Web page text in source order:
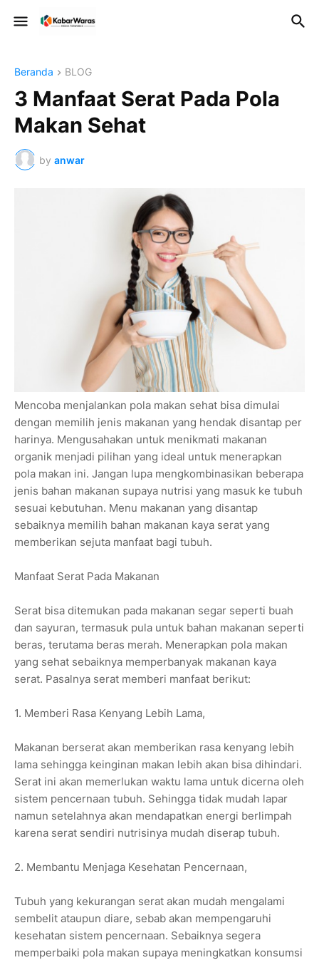
Beranda BLOG
3 Manfaat Serat Pada Pola
Makan Sehat
by anwar
Mencoba menjalankan pola makan sehat bisa dimulai
dengan memilih jenis makanan yang hendak disantap per
harinya. Mengusahakan untuk menikmati makanan
organik menjadi pilihan yang ideal untuk menerapkan
pola makan ini. Jangan lupa mengkombinasikan beberapa
jenis bahan makanan supaya nutrisi yang masuk ke tubuh
sesuai kebutuhan. Menu makanan yang disantap
sebaiknya memilih bahan makanan kaya serat yang
memberikan sejuta manfaat bagi tubuh.
Manfaat Serat Pada Makanan
Serat bisa ditemukan pada makanan segar seperti buah
dan sayuran, termasuk pula untuk bahan makanan seperti
beras, terutama beras merah. Menerapkan pola makan
yang sehat sebaiknya memperbanyak makanan kaya
serat. Pasalnya serat memberi manfaat berikut:
1. Memberi Rasa Kenyang Lebih Lama,
Makanan berserat akan memberikan rasa kenyang lebih
lama sehingga keinginan makan lebih akan bisa dihindari.
Serat ini akan memerlukan waktu lama untuk dicerna oleh
sistem pencernaan tubuh. Sehingga tidak mudah lapar
namun setelahnya akan mendapatkan energi berlimpah
karena serat sendiri nutrisinya mudah diserap tubuh.
2. Membantu Menjaga Kesehatan Pencernaan,
Tubuh yang kekurangan serat akan mudah mengalami
sembelit ataupun diare, sebab akan mempengaruhi
kesehatan sistem pencernaan. Sebaiknya segera
memperbaiki pola makan supaya meningkatkan konsumsi